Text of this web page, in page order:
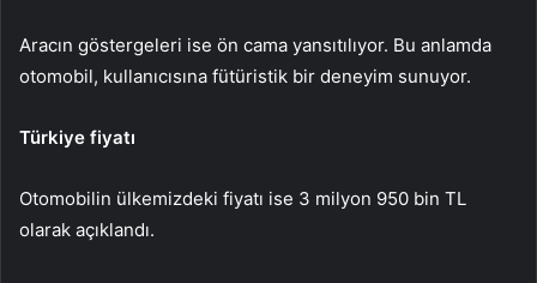
Aracın göstergeleri ise ön cama yansıtılıyor. Bu anlamda
otomobil, kullanıcısına fütüristik bir deneyim sunuyor.
Türkiye fiyatı
Otomobilin ülkemizdeki fiyatı ise 3 milyon 950 bin TL
olarak açıklandı.